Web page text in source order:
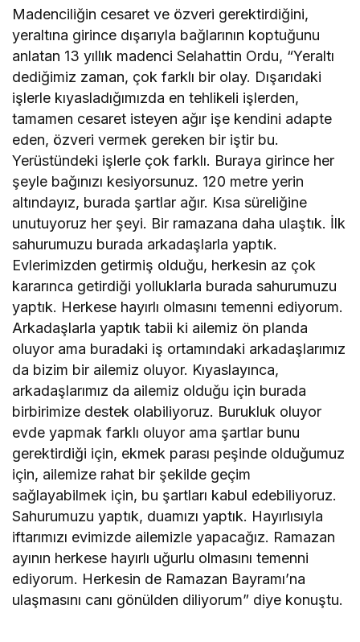
Madenciliğin cesaret ve özveri gerektirdiğini,
yeraltına girince dışarıyla bağlarının koptuğunu
anlatan 13 yıllık madenci Selahattin Ordu, “Yeraltı
dediğimiz zaman, çok farklı bir olay. Dışarıdaki
işlerle kıyasladığımızda en tehlikeli işlerden,
tamamen cesaret isteyen ağır işe kendini adapte
eden, özveri vermek gereken bir iştir bu.
Yerüstündeki işlerle çok farklı. Buraya girince her
şeyle bağınızı kesiyorsunuz. 120 metre yerin
altındayız, burada şartlar ağır. Kısa süreliğine
unutuyoruz her şeyi. Bir ramazana daha ulaştık. İlk
sahurumuzu burada arkadaşlarla yaptık.
Evlerimizden getirmiş olduğu, herkesin az çok
kararınca getirdiği yolluklarla burada sahurumuzu
yaptık. Herkese hayırlı olmasını temenni ediyorum.
Arkadaşlarla yaptık tabii ki ailemiz ön planda
oluyor ama buradaki iş ortamındaki arkadaşlarımız
da bizim bir ailemiz oluyor. Kıyaslayınca,
arkadaşlarımız da ailemiz olduğu için burada
birbirimize destek olabiliyoruz. Burukluk oluyor
evde yapmak farklı oluyor ama şartlar bunu
gerektirdiği için, ekmek parası peşinde olduğumuz
için, ailemize rahat bir şekilde geçim
sağlayabilmek için, bu şartları kabul edebiliyoruz.
Sahurumuzu yaptık, duamızı yaptık. Hayırlısıyla
iftarımızı evimizde ailemizle yapacağız. Ramazan
ayının herkese hayırlı uğurlu olmasını temenni
ediyorum. Herkesin de Ramazan Bayramı’na
ulaşmasını canı gönülden diliyorum” diye konuştu.